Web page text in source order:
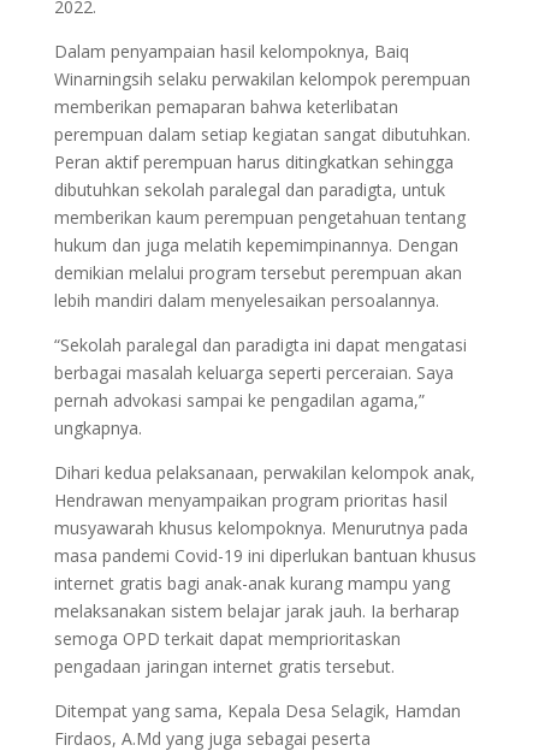
2022.
Dalam penyampaian hasil kelompoknya, Baiq
Winarningsih selaku perwakilan kelompok perempuan
memberikan pemaparan bahwa keterlibatan
perempuan dalam setiap kegiatan sangat dibutuhkan.
Peran aktif perempuan harus ditingkatkan sehingga
dibutuhkan sekolah paralegal dan paradigta, untuk
memberikan kaum perempuan pengetahuan tentang
hukum dan juga melatih kepemimpinannya. Dengan
demikian melalui program tersebut perempuan akan
lebih mandiri dalam menyelesaikan persoalannya.
“Sekolah paralegal dan paradigta ini dapat mengatasi
berbagai masalah keluarga seperti perceraian. Saya
pernah advokasi sampai ke pengadilan agama,”
ungkapnya.
Dihari kedua pelaksanaan, perwakilan kelompok anak,
Hendrawan menyampaikan program prioritas hasil
musyawarah khusus kelompoknya. Menurutnya pada
masa pandemi Covid-19 ini diperlukan bantuan khusus
internet gratis bagi anak-anak kurang mampu yang
melaksanakan sistem belajar jarak jauh. Ia berharap
semoga OPD terkait dapat memprioritaskan
pengadaan jaringan internet gratis tersebut.
Ditempat yang sama, Kepala Desa Selagik, Hamdan
Firdaos, A.Md yang juga sebagai peserta